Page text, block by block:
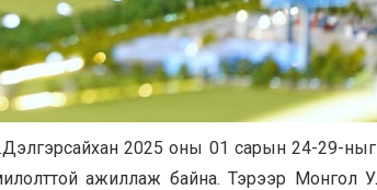
2025 оны 01 сарын 24-29-ныг
ажиллаж байна. Тэрээр Монгол